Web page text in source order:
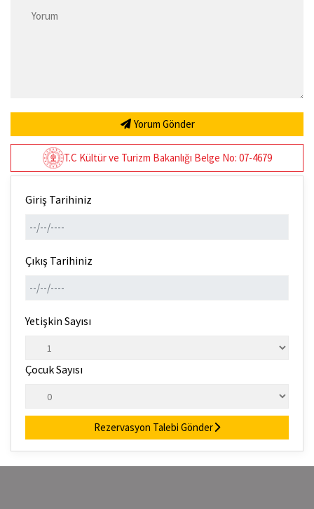
Yorum Gönder
T.C Kültür ve Turizm Bakanlığı Belge No: 07-4679
Giriş Tarihiniz
Çıkış Tarihiniz
Yetişkin Sayısı
Çocuk Sayısı
Rezervasyon Talebi Gönder